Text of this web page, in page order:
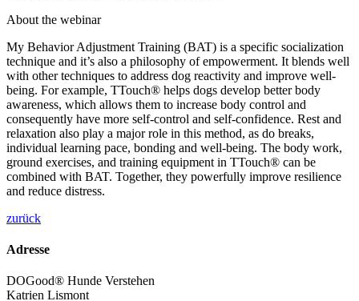
About the webinar
My Behavior Adjustment Training (BAT) is a specific socialization
technique and it’s also a philosophy of empowerment. It blends well
with other techniques to address dog reactivity and improve well-
being. For example, TTouch® helps dogs develop better body
awareness, which allows them to increase body control and
consequently have more self-control and self-confidence. Rest and
relaxation also play a major role in this method, as do breaks,
individual learning pace, bonding and well-being. The body work,
ground exercises, and training equipment in TTouch® can be
combined with BAT. Together, they powerfully improve resilience
and reduce distress.
zurück
Adresse
DOGood® Hunde Verstehen
Katrien Lismont